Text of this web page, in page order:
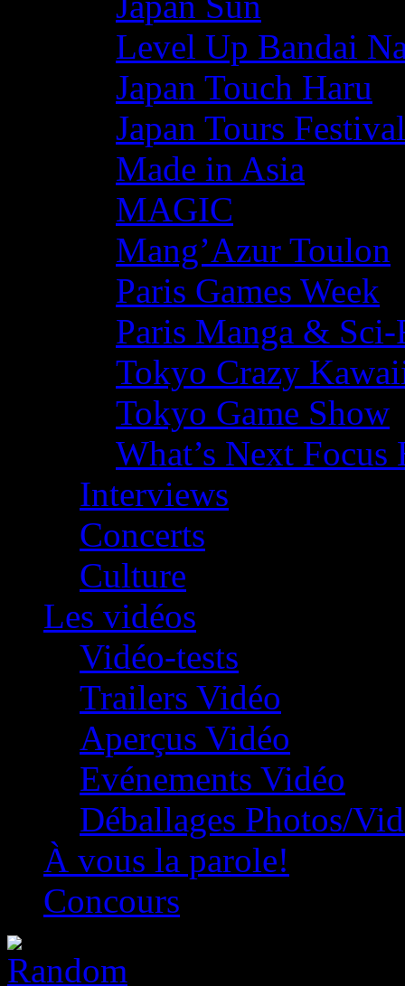
Level Up Bandai
Japan Touch Haru
Japan Tours Festival
Made in Asia
MAGIC
Mang’Azur Toulon
Paris Games Week
Paris Manga &
Tokyo Crazy
Tokyo Game Show
What’s Next
Interviews
Concerts
Culture
Les vidéos
Vidéo-tests
Trailers Vidéo
Aperçus Vidéo
Evénements Vidéo
Déballages Photos/
À vous la parole!
Concours